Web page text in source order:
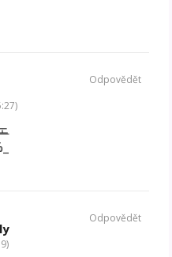
Odpovědět
Odpovědět